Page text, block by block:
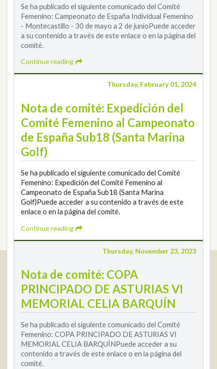
Se ha publicado el siguiente comunicado del Comité
Femenino: Campeonato de España Individual Femenino
- Montecastillo - 30 de mayo a 2 de junioPuede acceder
a su contenido a través de este enlace o en la página del
comité.
Continue reading
Thursday, February 01, 2024
Nota de comité: Expedición del
Comité Femenino al Campeonato
de España Sub18 (Santa Marina
Golf)
Se ha publicado el siguiente comunicado del Comité
Femenino: Expedición del Comité Femenino al
Campeonato de España Sub18 (Santa Marina
Golf)Puede acceder a su contenido a través de este
enlace o en la página del comité.
Continue reading
Thursday, November 23, 2023
Nota de comité: COPA
PRINCIPADO DE ASTURIAS VI
MEMORIAL CELIA BARQUÍN
Se ha publicado el siguiente comunicado del Comité
Femenino: COPA PRINCIPADO DE ASTURIAS VI
MEMORIAL CELIA BARQUÍNPuede acceder a su
contenido a través de este enlace o en la página del
comité.
Calle Enlace, 9. 29016 Málaga, España
CIF: Q7955035F
+34 952 225 590
Contact